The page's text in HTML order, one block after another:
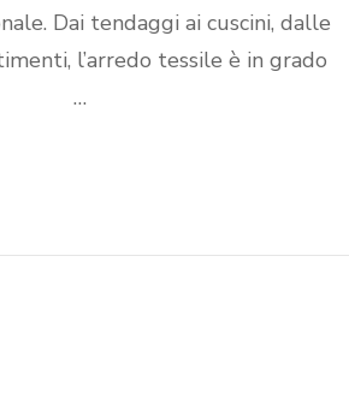
Dai tendaggi ai cuscini, dalle
l’arredo tessile è in grado
…